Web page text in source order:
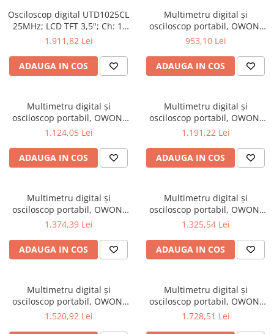
Osciloscop digital UTD1025CL
25MHz; LCD TFT 3,5"; Ch: 1;
250Msps; 12kpts compatibil
1.911,82 Lei
ADAUGA IN COS
Multimetru digital și
osciloscop portabil, OWON,
HDS242, 200mV-1kV, 200mA-
953,10 Lei
ADAUGA IN COS
Multimetru digital și
osciloscop portabil, OWON,
HDS242S, 200mV-1kV, 200mA-
1.124,05 Lei
ADAUGA IN COS
Multimetru digital și
osciloscop portabil, OWON,
HDS272, 200mV-1kV, 200mA-
1.191,22 Lei
ADAUGA IN COS
Multimetru digital și
osciloscop portabil, OWON,
HDS272S, 200mV-1kV, 200mA-
1.374,39 Lei
ADAUGA IN COS
Multimetru digital și
osciloscop portabil, OWON,
HDS2102, 200mV-1kV, 200mA-
1.325,54 Lei
ADAUGA IN COS
Multimetru digital și
osciloscop portabil, OWON,
HDS2102S, 200mV-1kV,
1.520,92 Lei
Multimetru digital și
osciloscop portabil, OWON,
HDS2202, 200mV-1kV, 200mA-
1.728,51 Lei